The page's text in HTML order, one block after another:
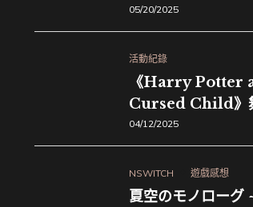
05/20/2025
活動紀錄
《Harry Potter
Cursed Child》
04/12/2025
NSWITCH 遊戲感想
夏空のモノロー